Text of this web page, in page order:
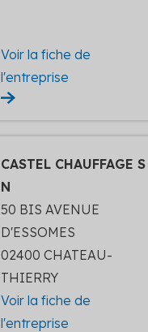
Voir la fiche de
l'entreprise
CASTEL CHAUFFAGE S
N
50 BIS AVENUE
D'ESSOMES
02400 CHATEAU-
THIERRY
Voir la fiche de
l'entreprise